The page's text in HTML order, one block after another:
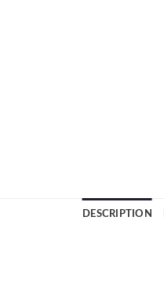
DESCRIPTION